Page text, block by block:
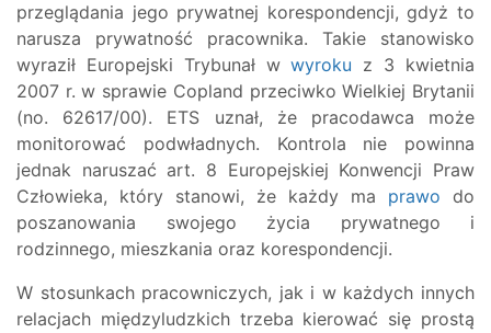
przeglądania jego prywatnej korespondencji, gdyż to
narusza prywatność pracownika. Takie stanowisko
wyraził Europejski Trybunał wwyroku z 3 kwietnia
2007 r. w sprawie Copland przeciwko Wielkiej Brytanii
(no. 62617/00). ETS uznał, że pracodawca może
monitorować podwładnych. Kontrola nie powinna
jednak naruszać art. 8 Europejskiej Konwencji Praw
Człowieka, który stanowi, że każdy ma prawo do
poszanowania swojego życia prywatnego i
rodzinnego, mieszkania oraz korespondencji.
W stosunkach pracowniczych, jak i w każdych innych
relacjach międzyludzkich trzeba kierować się prostą